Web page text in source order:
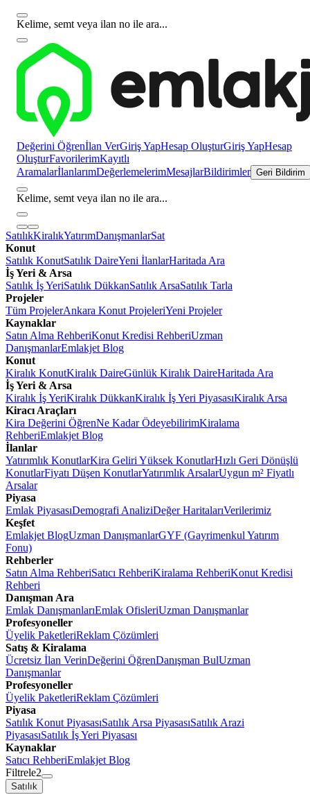
Kelime, semt veya ilan no ile ara...
Değerini Öğrenİlan VerGiriş YapHesap OluşturGiriş YapHesap
OluşturFavorilerimKayıtlı
AramalarİlanlarımDeğerlemelerimMesajlarBildirimler Geri Bildirim
Kelime, semt veya ilan no ile ara...
SatılıkKiralıkYatırımDanışmanlarSat
Konut
Satılık KonutSatılık DaireYeni İlanlarHaritada Ara
İş Yeri & Arsa
Satılık İş YeriSatılık DükkanSatılık ArsaSatılık Tarla
Projeler
Tüm ProjelerAnkara Konut ProjeleriYeni Projeler
Kaynaklar
Satın Alma RehberiKonut Kredisi RehberiUzman
DanışmanlarEmlakjet Blog
Konut
Kiralık KonutKiralık DaireGünlük Kiralık DaireHaritada Ara
İş Yeri & Arsa
Kiralık İş YeriKiralık DükkanKiralık İş Yeri PiyasasıKiralık Arsa
Kiracı Araçları
Kira Değerini ÖğrenNe Kadar ÖdeyebilirimKiralama
RehberiEmlakjet Blog
İlanlar
Yatırımlık KonutlarKira Geliri Yüksek KonutlarHızlı Geri Dönüşlü
KonutlarFiyatı Düşen KonutlarYatırımlık ArsalarUygun m² Fiyatlı
Arsalar
Piyasa
Emlak PiyasasıDemografi AnaliziDeğer HaritalarıVerilerimiz
Keşfet
Emlakjet BlogUzman DanışmanlarGYF (Gayrimenkul Yatırım
Fonu)
Rehberler
Satın Alma RehberiSatıcı RehberiKiralama RehberiKonut Kredisi
Rehberi
Danışman Ara
Emlak DanışmanlarıEmlak OfisleriUzman Danışmanlar
Profesyoneller
Üyelik PaketleriReklam Çözümleri
Satış & Kiralama
Ücretsiz İlan VerinDeğerini ÖğrenDanışman BulUzman
Danışmanlar
Profesyoneller
Üyelik PaketleriReklam Çözümleri
Piyasa
Satılık Konut PiyasasıSatılık Arsa PiyasasıSatılık Arazi
PiyasasıSatılık İş Yeri Piyasası
Kaynaklar
Satıcı RehberiEmlakjet Blog
Filtrele2
Satılık